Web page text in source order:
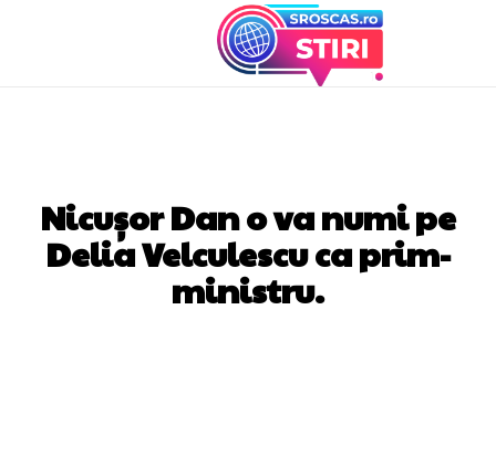
Nicușor Dan o va numi pe
Delia Velculescu ca prim-
ministru.